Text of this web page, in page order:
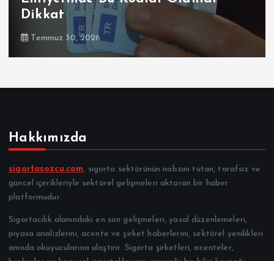
Dikkat
Temmuz 30, 2026
Hakkımızda
sigortasozcu.com, sigorta sektörünün nabzını tutan, tarafsız ve
güncel içerikleriyle sektörel gelişmeleri aktaran bir haber
platformudur.
Sigortacılık alanındaki en son gelişmeleri, yasal düzenlemeleri,
piyasa analizlerini, acente ve şirket haberlerini, sektörel yenilikleri
anında okuyucularına ulaştırır. Sigorta şirketleri, acenteler,